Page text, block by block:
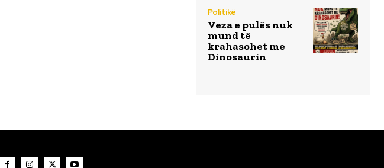
Politikë
Veza e pulës nuk
mund të
krahasohet me
Dinosaurin